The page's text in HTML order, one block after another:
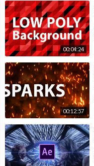
00:04:24
00:12:57